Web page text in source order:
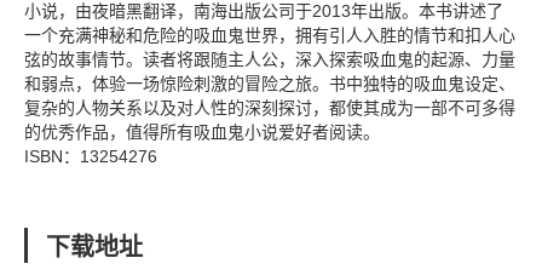
小说，由夜暗黑翻译，南海出版公司于2013年出版。本书讲述了
一个充满神秘和危险的吸血鬼世界，拥有引人入胜的情节和扣人心
弦的故事情节。读者将跟随主人公，深入探索吸血鬼的起源、力量
和弱点，体验一场惊险刺激的冒险之旅。书中独特的吸血鬼设定、
复杂的人物关系以及对人性的深刻探讨，都使其成为一部不可多得
的优秀作品，值得所有吸血鬼小说爱好者阅读。
ISBN：13254276
下载地址